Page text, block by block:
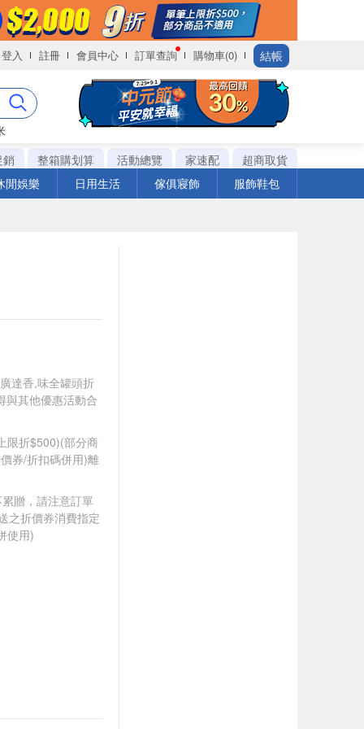
登入 註冊 會員中心 訂單查詢 購物車(0) 結帳
銷
整箱購划算 活動總覽 家速配
超商取貨
閒娛樂
日用生活 傢俱寢飾 服飾鞋包
達香,味全罐頭折
與其他優惠活動合
限折$500)(部分商
券/折扣碼併用)離
贈，請注意訂單
之折價券消費指定
使用)